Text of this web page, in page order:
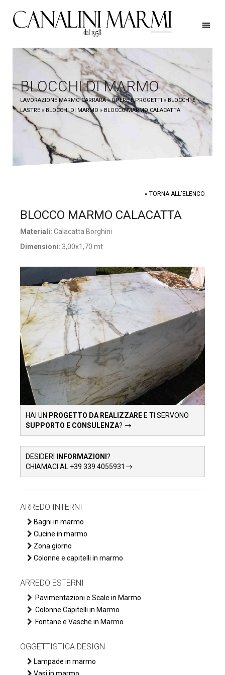
BLOCCHI DI MARMO
LAVORAZIONE MARMO CARRARA » OPERE E PROGETTI » BLOCCHI E
LASTRE » BLOCCHI DI MARMO » BLOCCO MARMO CALACATTA
« TORNA ALL'ELENCO
BLOCCO MARMO CALACATTA
Materiali: Calacatta Borghini
Dimensioni: 3,00x1,70 mt
HAI UN PROGETTO DA REALIZZARE E TI SERVONO
SUPPORTO E CONSULENZA?
DESIDERI INFORMAZIONI ?
CHIAMACI AL +39 339 4055931
ARREDO INTERNI
Bagni in marmo
Cucine in marmo
Zona giorno
Colonne e capitelli in marmo
ARREDO ESTERNI
Pavimentazioni e Scale in Marmo
Colonne Capitelli in Marmo
Fontane e Vasche in Marmo
OGGETTISTICA DESIGN
Lampade in marmo